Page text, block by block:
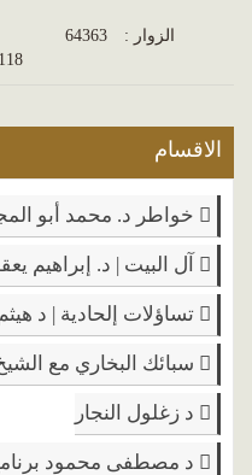
الزوار : 64363
الاقسام
خواطر د. محمد أبو
آل البيت | د. إبراهيم
تساؤلات إلحادية | د
سبائك البخاري مع
د زغلول النجار
د مصطفى محمود برنامج